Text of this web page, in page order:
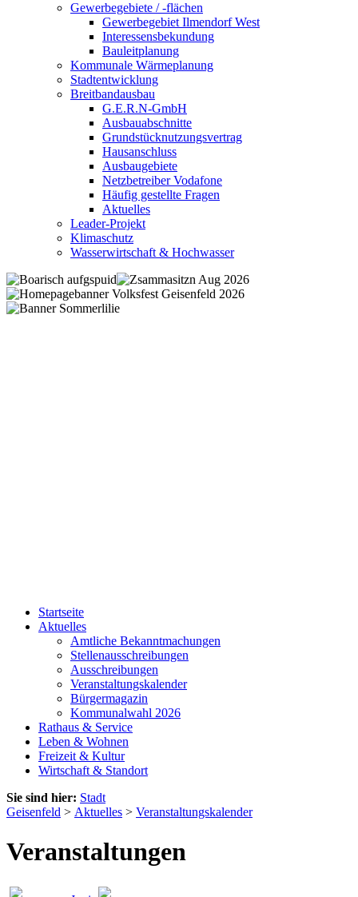
Gewerbegebiete / -flächen
Gewerbegebiet Ilmendorf West
Interessensbekundung
Bauleitplanung
Kommunale Wärmeplanung
Stadtentwicklung
Breitbandausbau
G.E.R.N-GmbH
Ausbauabschnitte
Grundstücknutzungsvertrag
Hausanschluss
Ausbaugebiete
Netzbetreiber Vodafone
Häufig gestellte Fragen
Aktuelles
Leader-Projekt
Klimaschutz
Wasserwirtschaft & Hochwasser
Startseite
Aktuelles
Amtliche Bekanntmachungen
Stellenausschreibungen
Ausschreibungen
Veranstaltungskalender
Bürgermagazin
Kommunalwahl 2026
Rathaus & Service
Leben & Wohnen
Freizeit & Kultur
Wirtschaft & Standort
Sie sind hier: Stadt
Geisenfeld > Aktuelles > Veranstaltungskalender
Veranstaltungen